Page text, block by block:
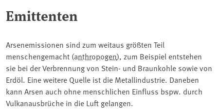
Emittenten
Arsenemissionen sind zum weitaus größten Teil
menschengemacht (anthropogen), zum Beispiel entstehen
sie bei der Verbrennung von Stein- und Braunkohle sowie von
Erdöl. Eine weitere Quelle ist die Metallindustrie. Daneben
kann Arsen auch ohne menschlichen Einfluss bspw. durch
Vulkanausbrüche in die Luft gelangen.